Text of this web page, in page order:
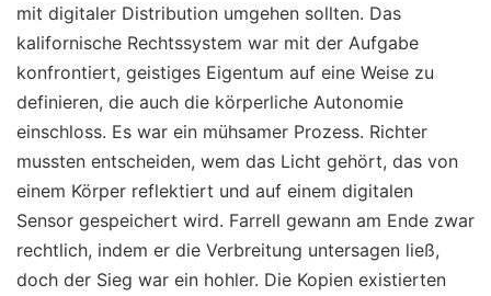
mit digitaler Distribution umgehen sollten. Das
kalifornische Rechtssystem war mit der Aufgabe
konfrontiert, geistiges Eigentum auf eine Weise zu
definieren, die auch die körperliche Autonomie
einschloss. Es war ein mühsamer Prozess. Richter
mussten entscheiden, wem das Licht gehört, das von
einem Körper reflektiert und auf einem digitalen
Sensor gespeichert wird. Farrell gewann am Ende zwar
rechtlich, indem er die Verbreitung untersagen ließ,
doch der Sieg war ein hohler. Die Kopien existierten